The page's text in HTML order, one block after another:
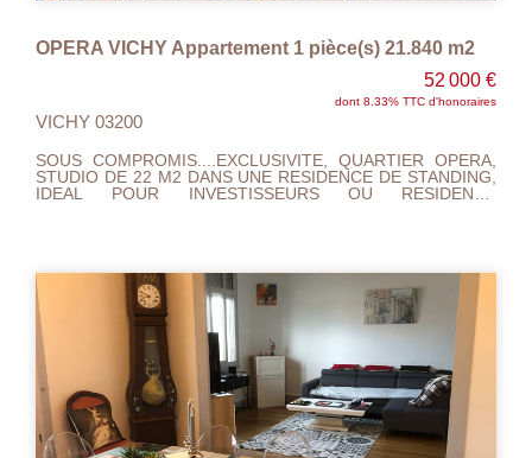
OPERA VICHY Appartement 1 pièce(s) 21.840 m2
52 000 €
dont 8.33% TTC d'honoraires
VICHY 03200
SOUS COMPROMIS....EXCLUSIVITE, QUARTIER OPERA,
STUDIO DE 22 M2 DANS UNE RESIDENCE DE STANDING,
IDEAL POUR INVESTISSEURS OU RESIDENCE
HAUTEUR SOUS PLAFOND, PARQUET. PROXIMITE
COEUR DE VILLE ET PARCS. PREVOIR PEINTURES
UNIQUEMENT. RARE, A VISITER RAPIDEMENT.....